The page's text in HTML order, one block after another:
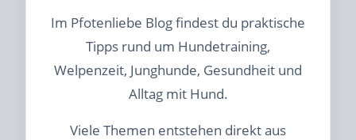
Im Pfotenliebe Blog findest du praktische
Tipps rund um Hundetraining,
Welpenzeit, Junghunde, Gesundheit und
Alltag mit Hund.
Viele Themen entstehen direkt aus